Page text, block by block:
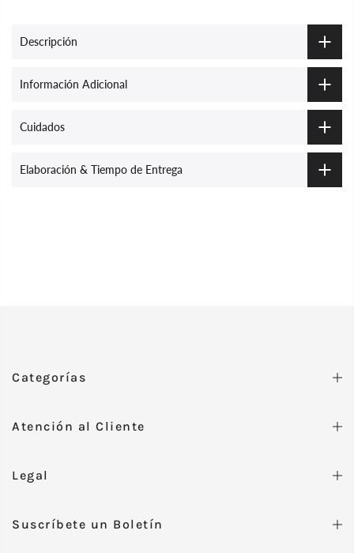
Descripción
Información Adicional
Cuidados
Elaboración & Tiempo de Entrega
Categorías
Atención al Cliente
Legal
Suscríbete un Boletín